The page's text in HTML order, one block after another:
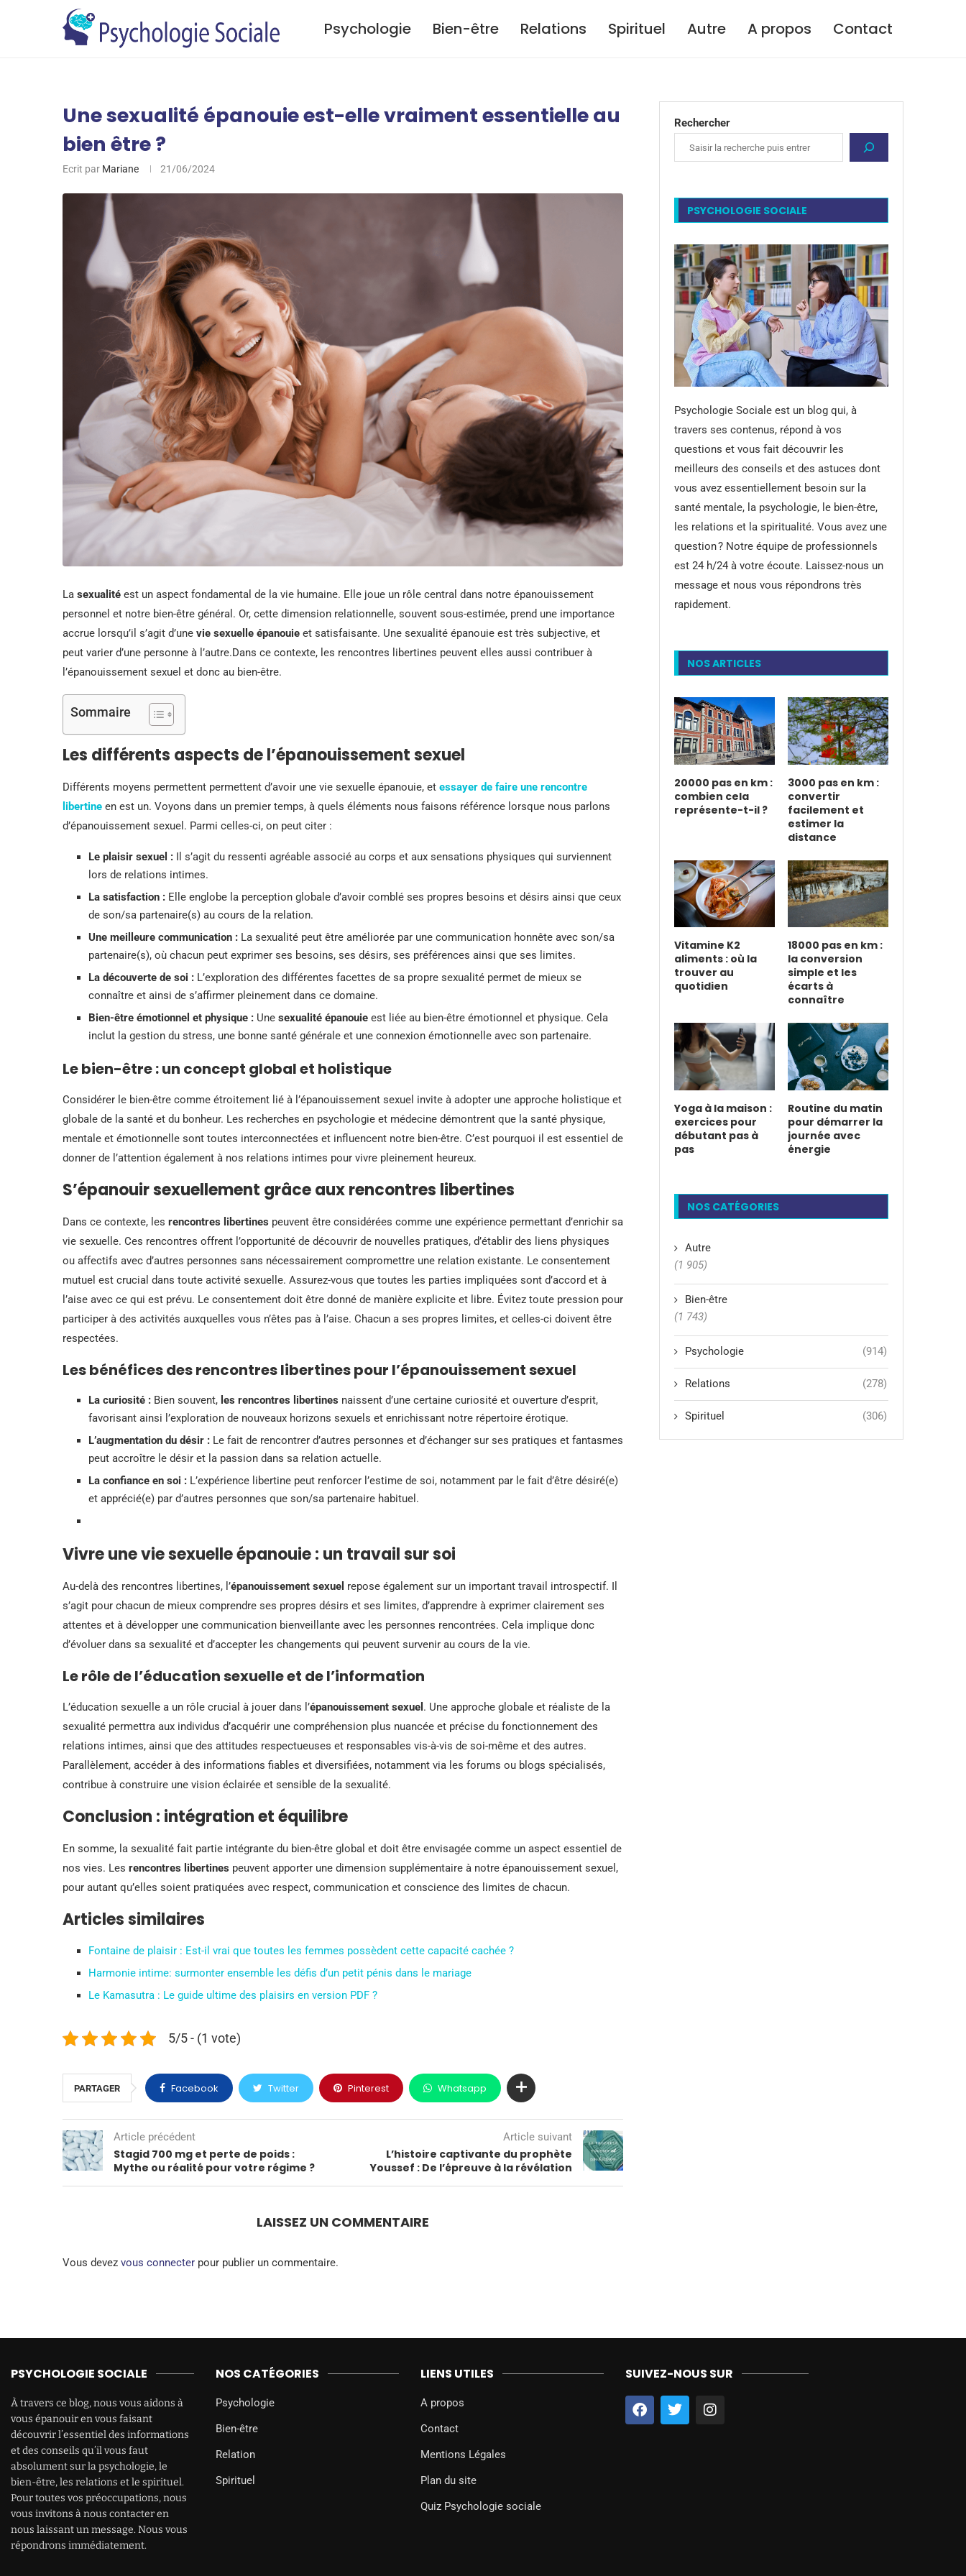
Psychologie Bien-être Relations Spirituel Autre A propos Contact
Une sexualité épanouie est-elle vraiment essentielle au
bien être ?
Ecrit par Mariane 21/06/2024
La sexualité est un aspect fondamental de la vie humaine. Elle joue un rôle central dans notre épanouissement
personnel et notre bien-être général. Or, cette dimension relationnelle, souvent sous-estimée, prend une importance
accrue lorsqu’il s’agit d’une vie sexuelle épanouie et satisfaisante. Une sexualité épanouie est très subjective, et
peut varier d’une personne à l’autre.Dans ce contexte, les rencontres libertines peuvent elles aussi contribuer à
l’épanouissement sexuel et donc au bien-être.
Sommaire
Les différents aspects de l’épanouissement sexuel
Différents moyens permettent permettent d’avoir une vie sexuelle épanouie, et essayer de faire une rencontre
libertine en est un. Voyons dans un premier temps, à quels éléments nous faisons référence lorsque nous parlons
d’épanouissement sexuel. Parmi celles-ci, on peut citer :
Le plaisir sexuel : Il s’agit du ressenti agréable associé au corps et aux sensations physiques qui surviennent
lors de relations intimes.
La satisfaction : Elle englobe la perception globale d’avoir comblé ses propres besoins et désirs ainsi que ceux
de son/sa partenaire(s) au cours de la relation.
Une meilleure communication : La sexualité peut être améliorée par une communication honnête avec son/sa
partenaire(s), où chacun peut exprimer ses besoins, ses désirs, ses préférences ainsi que ses limites.
La découverte de soi : L’exploration des différentes facettes de sa propre sexualité permet de mieux se
connaître et ainsi de s’affirmer pleinement dans ce domaine.
Bien-être émotionnel et physique : Une sexualité épanouie est liée au bien-être émotionnel et physique. Cela
inclut la gestion du stress, une bonne santé générale et une connexion émotionnelle avec son partenaire.
Le bien-être : un concept global et holistique
Considérer le bien-être comme étroitement lié à l’épanouissement sexuel invite à adopter une approche holistique et
globale de la santé et du bonheur. Les recherches en psychologie et médecine démontrent que la santé physique,
mentale et émotionnelle sont toutes interconnectées et influencent notre bien-être. C’est pourquoi il est essentiel de
donner de l’attention également à nos relations intimes pour vivre pleinement heureux.
S’épanouir sexuellement grâce aux rencontres libertines
Dans ce contexte, les rencontres libertines peuvent être considérées comme une expérience permettant d’enrichir sa
vie sexuelle. Ces rencontres offrent l’opportunité de découvrir de nouvelles pratiques, d’établir des liens physiques
ou affectifs avec d’autres personnes sans nécessairement compromettre une relation existante. Le consentement
mutuel est crucial dans toute activité sexuelle. Assurez-vous que toutes les parties impliquées sont d’accord et à
l’aise avec ce qui est prévu. Le consentement doit être donné de manière explicite et libre. Évitez toute pression pour
participer à des activités auxquelles vous n’êtes pas à l’aise. Chacun a ses propres limites, et celles-ci doivent être
respectées.
Les bénéfices des rencontres libertines pour l’épanouissement sexuel
La curiosité : Bien souvent, les rencontres libertines naissent d’une certaine curiosité et ouverture d’esprit,
favorisant ainsi l’exploration de nouveaux horizons sexuels et enrichissant notre répertoire érotique.
L’augmentation du désir : Le fait de rencontrer d’autres personnes et d’échanger sur ses pratiques et fantasmes
peut accroître le désir et la passion dans sa relation actuelle.
La confiance en soi : L’expérience libertine peut renforcer l’estime de soi, notamment par le fait d’être désiré(e)
et apprécié(e) par d’autres personnes que son/sa partenaire habituel.
Vivre une vie sexuelle épanouie : un travail sur soi
Au-delà des rencontres libertines, l’épanouissement sexuel repose également sur un important travail introspectif. Il
s’agit pour chacun de mieux comprendre ses propres désirs et ses limites, d’apprendre à exprimer clairement ses
attentes et à développer une communication bienveillante avec les personnes rencontrées. Cela implique donc
d’évoluer dans sa sexualité et d’accepter les changements qui peuvent survenir au cours de la vie.
Le rôle de l’éducation sexuelle et de l’information
L’éducation sexuelle a un rôle crucial à jouer dans l’épanouissement sexuel . Une approche globale et réaliste de la
sexualité permettra aux individus d’acquérir une compréhension plus nuancée et précise du fonctionnement des
relations intimes, ainsi que des attitudes respectueuses et responsables vis-à-vis de soi-même et des autres.
Parallèlement, accéder à des informations fiables et diversifiées, notamment via les forums ou blogs spécialisés,
contribue à construire une vision éclairée et sensible de la sexualité.
Conclusion : intégration et équilibre
En somme, la sexualité fait partie intégrante du bien-être global et doit être envisagée comme un aspect essentiel de
nos vies. Les rencontres libertines peuvent apporter une dimension supplémentaire à notre épanouissement sexuel,
pour autant qu’elles soient pratiquées avec respect, communication et conscience des limites de chacun.
Articles similaires
Fontaine de plaisir : Est-il vrai que toutes les femmes possèdent cette capacité cachée ?
Harmonie intime: surmonter ensemble les défis d’un petit pénis dans le mariage
Le Kamasutra : Le guide ultime des plaisirs en version PDF ?
5/5 - (1 vote)
PARTAGER Facebook Twitter Pinterest Whatsapp
Article précédent
Stagid 700 mg et perte de poids :
Mythe ou réalité pour votre régime ?
Article suivant
L’histoire captivante du prophète
Youssef : De l’épreuve à la révélation
LAISSEZ UN COMMENTAIRE
Vous devez vous connecter pour publier un commentaire.
Rechercher
PSYCHOLOGIE SOCIALE
Psychologie Sociale est un blog qui, à
travers ses contenus, répond à vos
questions et vous fait découvrir les
meilleurs des conseils et des astuces dont
vous avez essentiellement besoin sur la
santé mentale, la psychologie, le bien-être,
les relations et la spiritualité. Vous avez une
question ? Notre équipe de professionnels
est 24 h/24 à votre écoute. Laissez-nous un
message et nous vous répondrons très
rapidement.
NOS ARTICLES
20000 pas en km :
combien cela
représente-t-il ?
3000 pas en km :
convertir
facilement et
estimer la
distance
Vitamine K2
aliments : où la
trouver au
quotidien
18000 pas en km :
la conversion
simple et les
écarts à
connaître
Yoga à la maison :
exercices pour
débutant pas à
pas
Routine du matin
pour démarrer la
journée avec
énergie
NOS CATÉGORIES
Autre
(1 905)
Bien-être
(1 743)
Psychologie (914)
Relations (278)
Spirituel (306)
PSYCHOLOGIE SOCIALE
À travers ce blog, nous vous aidons à
vous épanouir en vous faisant
découvrir l’essentiel des informations
et des conseils qu’il vous faut
absolument sur la psychologie, le
bien-être, les relations et le spirituel.
Pour toutes vos préoccupations, nous
vous invitons à nous contacter en
nous laissant un message. Nous vous
répondrons immédiatement.
NOS CATÉGORIES
Psychologie
Bien-être
Relation
Spirituel
LIENS UTILES
A propos
Contact
Mentions Légales
Plan du site
Quiz Psychologie sociale
SUIVEZ-NOUS SUR